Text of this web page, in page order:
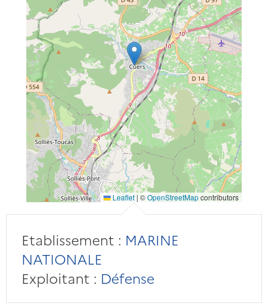
Leaflet | ©OpenStreetMapcontributors
Etablissement : MARINE
NATIONALE
Exploitant : Défense